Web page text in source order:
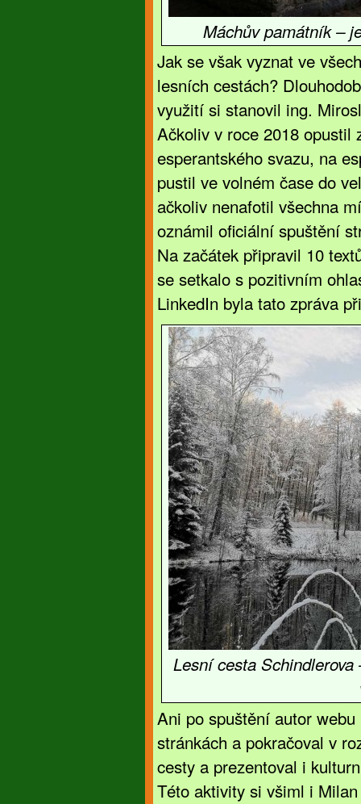
Máchův památník –
Jak se však vyznat ve
lesních cestách?
využití si stanovil ing.
Ačkoliv v roce 2018 opustil
esperantského svazu, na
pustil ve volném čase do
ačkoliv nenafotil všechna
oznámil oficiální spuštění
Na začátek připravil 10
se setkalo s pozitivním
LinkedIn byla tato zpráva
Lesní cesta
Ani po spuštění autor
stránkách a pokračoval v
cesty a prezentoval i
Této aktivity si všiml i